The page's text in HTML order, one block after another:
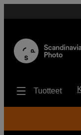
Tuotteet